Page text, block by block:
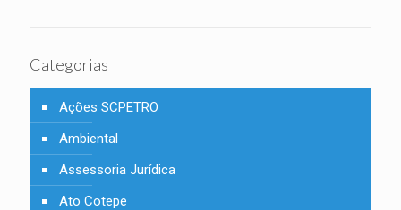
Categorias
Ações SCPETRO
Ambiental
Assessoria Jurídica
Ato Cotepe